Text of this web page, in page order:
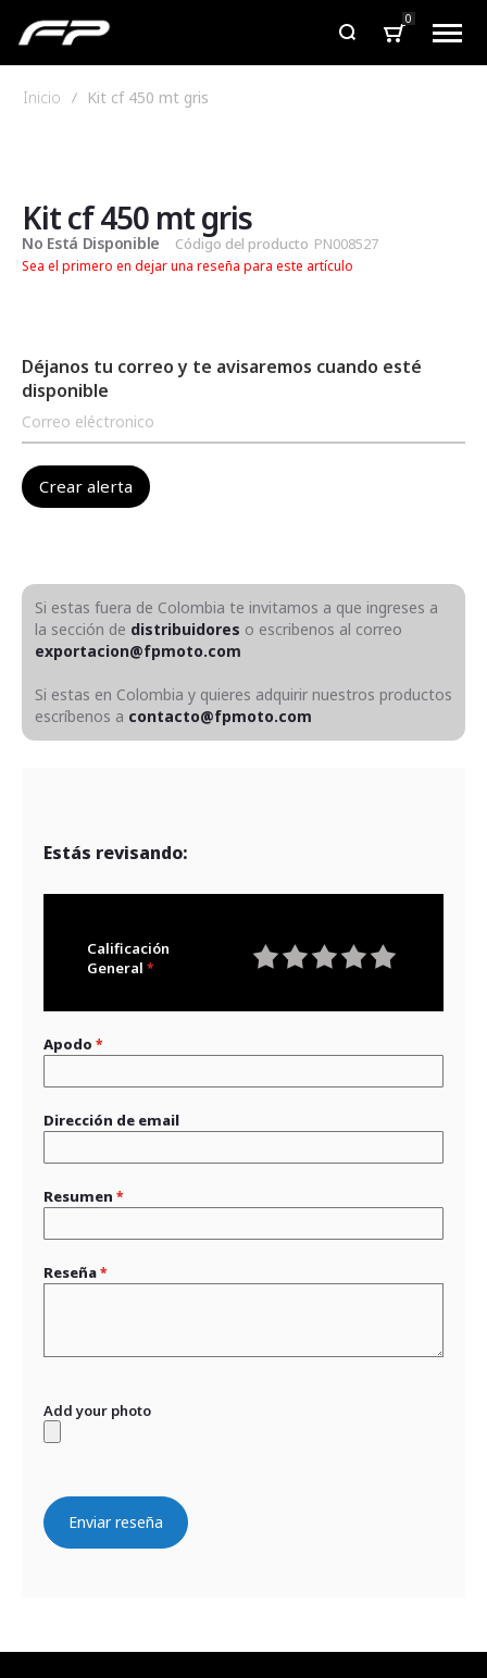
0
Inicio Kit cf 450 mt gris
de
la
galería
de
de
la
galería
de
Kit cf 450 mt gris
No Está Disponible Código del producto PN008527
Sea el primero en dejar una reseña para este artículo
Déjanos tu correo y te avisaremos cuando esté
disponible
Si estas fuera de Colombia te invitamos a que ingreses a
la sección de distribuidores o escribenos al correo
exportacion@fpmoto.com
Si estas en Colombia y quieres adquirir nuestros productos
escríbenos a contacto@fpmoto.com
Estás revisando:
Calificación
General
Apodo
Dirección de email
Resumen
Reseña
Add your photo
Enviar reseña